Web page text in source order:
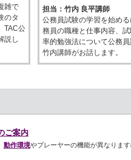
雑で
のタ
TAC公
説し
担当：竹内 良平講師
公務員試験の学習を始め
務員の職種と仕事内容、
率的勉強法について公務
竹内講師がお話します。
ご案内
動作環境やプレーヤーの機能が異なります